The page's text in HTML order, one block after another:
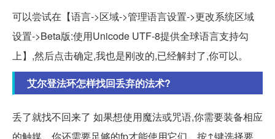
可以尝试在【语言->区域->管理语言设置->更改系统区域
设置->Beta版:使用Unicode UTF-8提供全球语言支持勾
上】,然后点击确定,我也是刚改的,已经解封了,你可以。
艾尔登法环怎样找回丢弃的法术?
丢了就找不回来了 如果想使用魔法或咒语,你需要装备相应